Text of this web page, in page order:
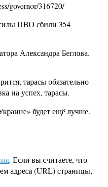
governor/316720/
силы ПВО сбили 354
Александра Беглова.
тарасы обязательно
на успех, тарасы.
будет ещё лучше.
. Если вы считаете, что
адреса (URL) страницы,